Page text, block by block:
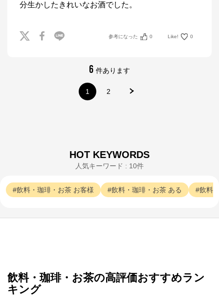
分生かしたきれいなお酒でした。
参考になった 0 Like! 0
6 件あります
1 2
HOT KEYWORDS
人気キーワード : 10件
飲料・珈琲・お茶 お客様 飲料・珈琲・お茶 ある 飲料
飲料・珈琲・お茶の高評価おすすめラン
キング
梅乃宿酒造公式オンラインショップ